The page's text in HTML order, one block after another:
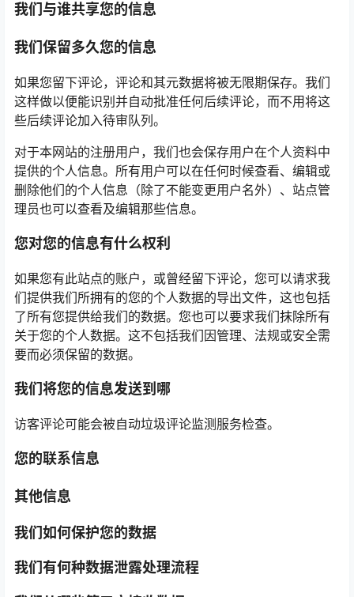
我们与谁共享您的信息
我们保留多久您的信息
如果您留下评论，评论和其元数据将被无限期保存。我们
这样做以便能识别并自动批准任何后续评论，而不用将这
些后续评论加入待审队列。
对于本网站的注册用户，我们也会保存用户在个人资料中
提供的个人信息。所有用户可以在任何时候查看、编辑或
删除他们的个人信息（除了不能变更用户名外）、站点管
理员也可以查看及编辑那些信息。
您对您的信息有什么权利
如果您有此站点的账户，或曾经留下评论，您可以请求我
们提供我们所拥有的您的个人数据的导出文件，这也包括
了所有您提供给我们的数据。您也可以要求我们抹除所有
关于您的个人数据。这不包括我们因管理、法规或安全需
要而必须保留的数据。
我们将您的信息发送到哪
访客评论可能会被自动垃圾评论监测服务检查。
您的联系信息
其他信息
我们如何保护您的数据
我们有何种数据泄露处理流程